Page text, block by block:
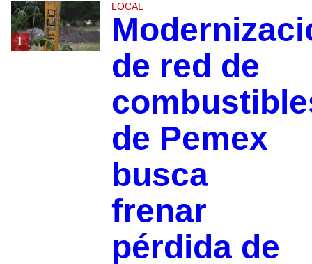
1
LOCAL
de red de
de Pemex
busca
frenar
pérdida de